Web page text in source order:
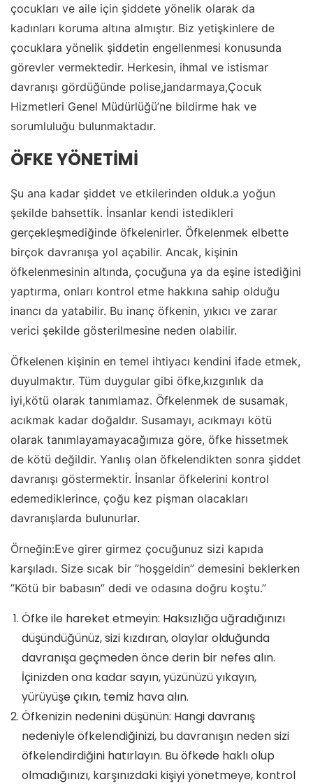
çocukları ve aile için şiddete yönelik olarak da
kadınları koruma altına almıştır. Biz yetişkinlere de
çocuklara yönelik şiddetin engellenmesi konusunda
görevler vermektedir. Herkesin, ihmal ve istismar
davranışı gördüğünde polise,jandarmaya,Çocuk
Hizmetleri Genel Müdürlüğü’ne bildirme hak ve
sorumluluğu bulunmaktadır.
ÖFKE YÖNETİMİ
Şu ana kadar şiddet ve etkilerinden olduk.a yoğun
şekilde bahsettik. İnsanlar kendi istedikleri
gerçekleşmediğinde öfkelenirler. Öfkelenmek elbette
birçok davranışa yol açabilir. Ancak, kişinin
öfkelenmesinin altında, çocuğuna ya da eşine istediğini
yaptırma, onları kontrol etme hakkına sahip olduğu
inancı da yatabilir. Bu inanç öfkenin, yıkıcı ve zarar
verici şekilde gösterilmesine neden olabilir.
Öfkelenen kişinin en temel ihtiyacı kendini ifade etmek,
duyulmaktır. Tüm duygular gibi öfke,kızgınlık da
iyi,kötü olarak tanımlamaz. Öfkelenmek de susamak,
acıkmak kadar doğaldır. Susamayı, acıkmayı kötü
olarak tanımlayamayacağımıza göre, öfke hissetmek
de kötü değildir. Yanlış olan öfkelendikten sonra şiddet
davranışı göstermektir. İnsanlar öfkelerini kontrol
edemediklerince, çoğu kez pişman olacakları
davranışlarda bulunurlar.
Örneğin:Eve girer girmez çocuğunuz sizi kapıda
karşıladı. Size sıcak bir ”hoşgeldin” demesini beklerken
”Kötü bir babasın” dedi ve odasına doğru koştu.”
Öfke ile hareket etmeyin: Haksızlığa uğradığınızı
düşündüğünüz, sizi kızdıran, olaylar olduğunda
davranışa geçmeden önce derin bir nefes alın.
İçinizden ona kadar sayın, yüzünüzü yıkayın,
yürüyüşe çıkın, temiz hava alın.
Öfkenizin nedenini düşünün: Hangi davranış
nedeniyle öfkelendiğinizi, bu davranışın neden sizi
öfkelendirdiğini hatırlayın. Bu öfkede haklı olup
olmadığınızı, karşınızdaki kişiyi yönetmeye, kontrol